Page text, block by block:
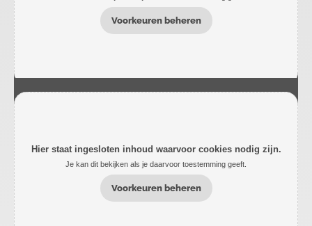
Voorkeuren beheren
Hier staat ingesloten inhoud waarvoor cookies nodig zijn.
Je kan dit bekijken als je daarvoor toestemming geeft.
Voorkeuren beheren